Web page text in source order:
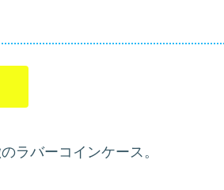
ラバーコインケース。